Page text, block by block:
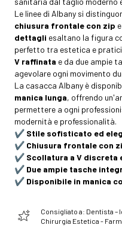
Le linee di Albany si
chiusura frontale con zip
dettagli esaltano la figura
perfetto tra estetica e
V raffinata e da due ampie
agevolare ogni movimento
La casacca Albany è
manica lunga, offrendo
permettere a ogni
modernità e professionalità.
✔️ Stile sofisticato ed
✔️ Chiusura frontale con
✔️ Scollatura a V discreta
✔️ Due ampie tasche
✔️ Disponibile in manica
Consigliato a: Dentista –
Chirurgia Estetica -